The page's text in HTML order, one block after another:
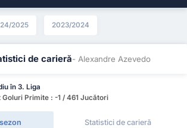
2025 2023/2024
de carieră- Alexandre Azevedo
în 3. Liga
Goluri Primite : -1 / 461 Jucători
Statistici de carieră